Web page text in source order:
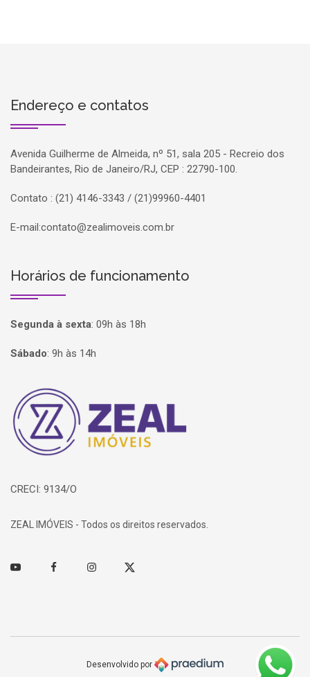
Endereço e contatos
Avenida Guilherme de Almeida, nº 51, sala 205 - Recreio dos
Bandeirantes, Rio de Janeiro/RJ, CEP : 22790-100.
Contato : (21) 4146-3343 / (21)99960-4401
E-mail:contato@zealimoveis.com.br
Horários de funcionamento
Segunda à sexta: 09h às 18h
Sábado: 9h às 14h
Página inicial
CRECI: 9134/O
ZEAL IMÓVEIS - Todos os direitos reservados.
Youtube FacebookInstagramTwitter
Desenvolvido por